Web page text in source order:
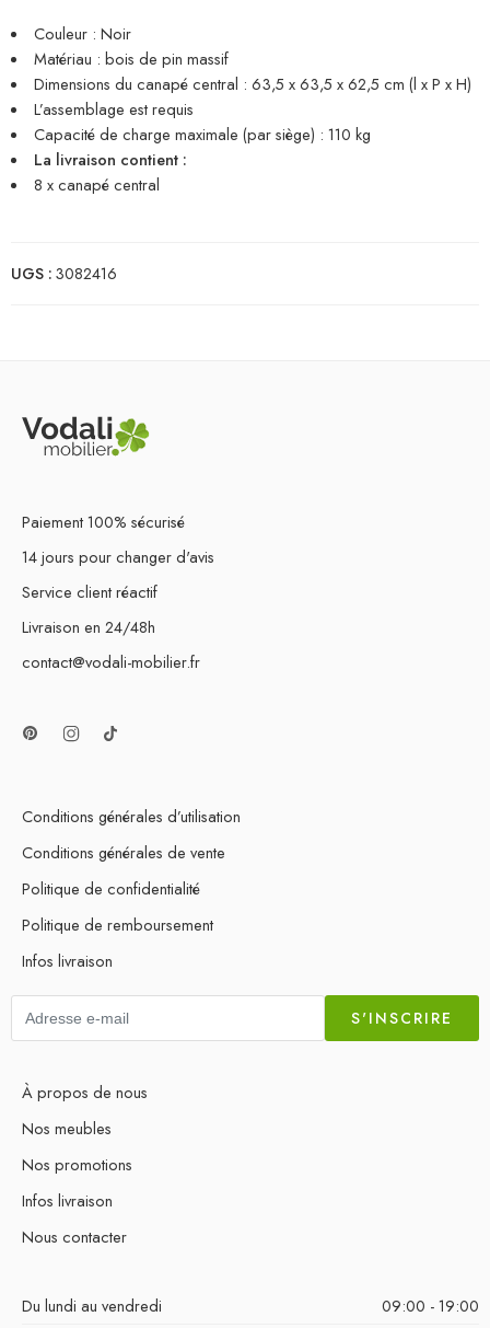
Couleur : Noir
Matériau : bois de pin massif
Dimensions du canapé central : 63,5 x 63,5 x 62,5 cm (l x P x H)
L’assemblage est requis
Capacité de charge maximale (par siège) : 110 kg
La livraison contient :
8 x canapé central
UGS :3082416
Paiement 100% sécurisé
14 jours pour changer d'avis
Service client réactif
Livraison en 24/48h
contact@vodali-mobilier.fr
Conditions générales d’utilisation
Conditions générales de vente
Politique de confidentialité
Politique de remboursement
Infos livraison
S'INSCRIRE
À propos de nous
Nos meubles
Nos promotions
Infos livraison
Nous contacter
Du lundi au vendredi 09:00 - 19:00